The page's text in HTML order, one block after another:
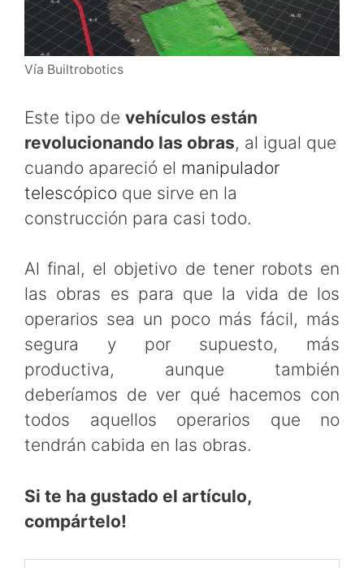
Vía Builtrobotics
Este tipo de vehículos están
revolucionando las obras, al igual que
cuando apareció el manipulador
telescópico que sirve en la
construcción para casi todo.
Al final, el objetivo de tener robots en
las obras es para que la vida de los
operarios sea un poco más fácil, más
segura y por supuesto, más
productiva, aunque también
deberíamos de ver qué hacemos con
todos aquellos operarios que no
tendrán cabida en las obras.
Si te ha gustado el artículo,
compártelo!